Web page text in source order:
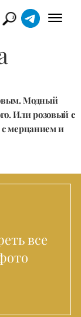
Модный
Или розовый с
с мерцанием и
все